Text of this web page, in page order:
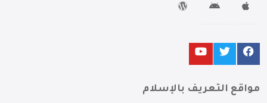
مواقع التعريف بالإسلام